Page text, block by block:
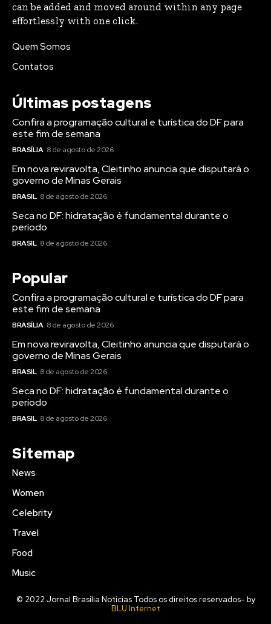
can be added and moved around within any page
effortlessly with one click.
Quem Somos
Contatos
Últimas postagens
Confira a programação cultural e turística do DF para
este fim de semana
BRASÍLIA 8 de agosto de 2026
Em nova reviravolta, Cleitinho anuncia que disputará o
governo de Minas Gerais
BRASIL 8 de agosto de 2026
Seca no DF: hidratação é fundamental durante o
período
BRASIL 8 de agosto de 2026
Popular
Confira a programação cultural e turística do DF para
este fim de semana
BRASÍLIA 8 de agosto de 2026
Em nova reviravolta, Cleitinho anuncia que disputará o
governo de Minas Gerais
BRASIL 8 de agosto de 2026
Seca no DF: hidratação é fundamental durante o
período
BRASIL 8 de agosto de 2026
Sitemap
News
Women
Celebrity
Travel
Food
Music
© 2022 Jornal Brasília Notícias Todos os direitos reservados- by
BLU Internet